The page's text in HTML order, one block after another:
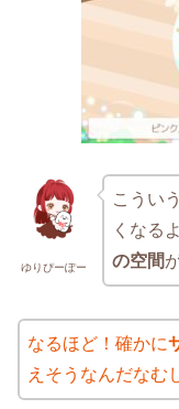
ゆりぴーぽー
こうい
くなる
の空間
なるほど！確かに
えそうなんだなむ